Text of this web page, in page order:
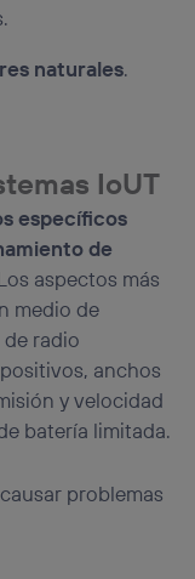
naturales.
IoUT
específicos
de
aspectos más
medio de
radio
anchos
y velocidad
batería limitada.
problemas
seleccionando
página web o
consulta